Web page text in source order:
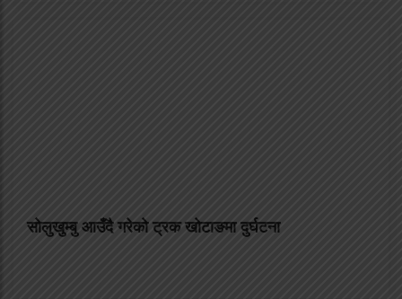
सोलुखुम्बु आउँदै गरेको ट्रक खोटाङमा दुर्घटना